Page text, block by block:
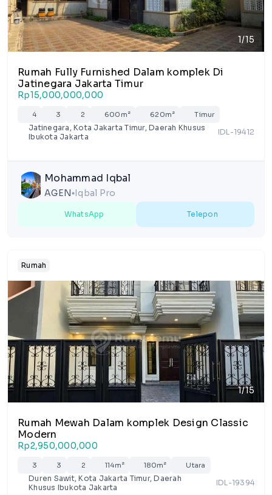
1/15
Rumah Fully Furnished Dalam komplek Di
Jatinegara Jakarta Timur
Rp15,000,000,000
4 3 2 600m² 620m² Timur
Jatinegara, Kota Jakarta Timur, Daerah Khusus
Ibukota Jakarta
IDL-19412
Mohammad Iqbal
AGEN lens Iqbal Pro
WhatsApp Telepon
Rumah
1/15
Rumah Mewah Dalam komplek Design Classic
Modern
Rp2,950,000,000
3 3 2 114m² 180m² Utara
Duren Sawit, Kota Jakarta Timur, Daerah
Khusus Ibukota Jakarta
IDL-19394